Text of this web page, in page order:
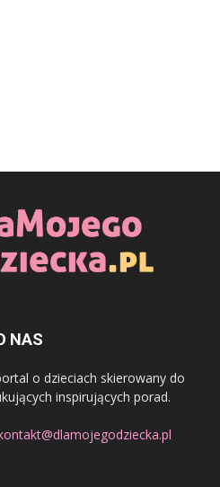
NAS
o dzieciach skierowany do
inspirujących porad.